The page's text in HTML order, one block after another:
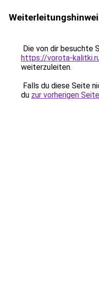
Die von dir besuchte
https://vorota-
weiterzuleiten.
Falls du diese Seite
du zur vorherigen